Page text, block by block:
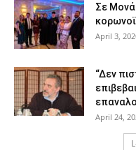
Σε
April 3,
“Δεν
April 24,